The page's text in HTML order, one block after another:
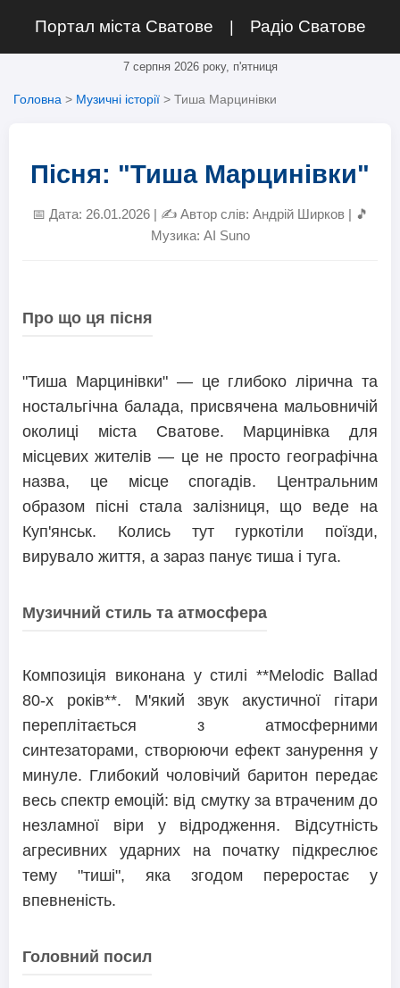
Портал міста Сватове Радіо Сватове
7 серпня 2026 року, п'ятниця
Головна > Музичні історії > Тиша Марцинівки
Пісня: "Тиша Марцинівки"
📅 Дата: 26.01.2026 | ✍️ Автор слів: Андрій Ширков | 🎵
Музика: AI Suno
Про що ця пісня
"Тиша Марцинівки" — це глибоко лірична та
ностальгічна балада, присвячена мальовничій
околиці міста Сватове. Марцинівка для
місцевих жителів — це не просто географічна
назва, це місце спогадів. Центральним
образом пісні стала залізниця, що веде на
Куп'янськ. Колись тут гуркотіли поїзди,
вирувало життя, а зараз панує тиша і туга.
Музичний стиль та атмосфера
Композиція виконана у стилі **Melodic Ballad
80-х років**. М'який звук акустичної гітари
переплітається з атмосферними
синтезаторами, створюючи ефект занурення у
минуле. Глибокий чоловічий баритон передає
весь спектр емоцій: від смутку за втраченим до
незламної віри у відродження. Відсутність
агресивних ударних на початку підкреслює
тему "тиші", яка згодом переростає у
впевненість.
Головний посил